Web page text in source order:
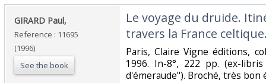
‎GIRARD Paul,‎
Reference : 11695
(1996)
See the book
‎Le voyage du druide.
travers la France
‎Paris, Claire Vigne éditions,
1996. In-8°, 222 pp. (ex-
d'émeraude"). Broché, très bon